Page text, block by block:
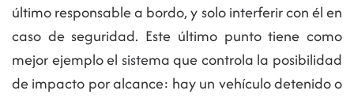
último responsable a bordo, y solo interferir con él en
caso de seguridad. Este último punto tiene como
mejor ejemplo el sistema que controla la posibilidad
de impacto por alcance: hay un vehículo detenido o